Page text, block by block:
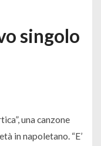
singolo
una canzone
in napoletano. “E’